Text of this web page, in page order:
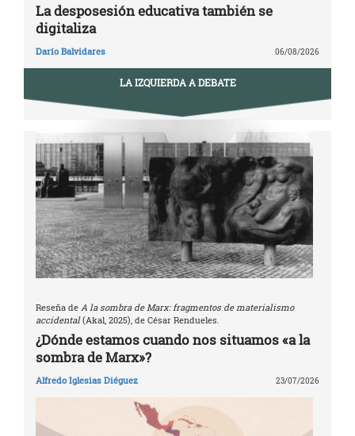
La desposesión educativa también se
digitaliza
Darío Balvidares 06/08/2026
LA IZQUIERDA A DEBATE
Reseña de A la sombra de Marx: fragmentos de materialismo
accidental(Akal, 2025), de César Rendueles.
¿Dónde estamos cuando nos situamos «a la
sombra de Marx»?
Alfredo Iglesias Diéguez 23/07/2026